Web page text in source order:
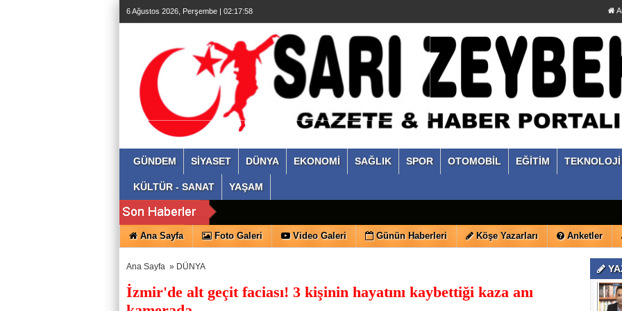
6 Ağustos 2026, Perşembe | 02:17:59
GÜNDEM SİYASET DÜNYA EKONOMİ SAĞLIK SPOR OTOMOBİL EĞİTİM TEKNOLOJİ
KÜLTÜR - SANAT YAŞAM
Ana Sayfa Foto Galeri Video Galeri Günün Haberleri Köşe Yazarları Anketler
Ana Sayfa » DÜNYA
İzmir'de alt geçit faciası! 3 kişinin hayatını kaybettiği kaza anı